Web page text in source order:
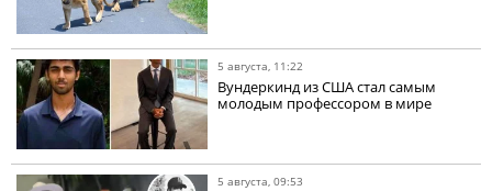
5 августа, 11:22
Вундеркинд из США стал самым
молодым профессором в мире
5 августа, 09:53